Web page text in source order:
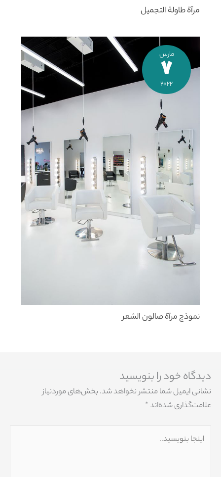
مرآة طاولة التجميل
مارس
7
2022
نموذج مرآة صالون الشعر
دیدگاه‌ خود را بنویسید
نشانی ایمیل شما منتشر نخواهد شد.بخش‌های موردنیاز
علامت‌گذاری شده‌اند*
بنویسید..